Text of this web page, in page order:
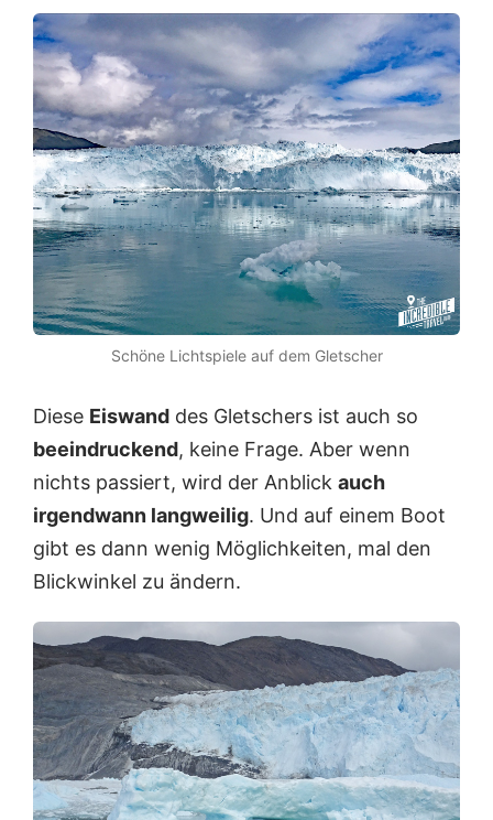
Schöne Lichtspiele auf dem Gletscher
Diese Eiswand des Gletschers ist auch so
beeindruckend, keine Frage. Aber wenn
nichts passiert, wird der Anblick auch
irgendwann langweilig. Und auf einem Boot
gibt es dann wenig Möglichkeiten, mal den
Blickwinkel zu ändern.